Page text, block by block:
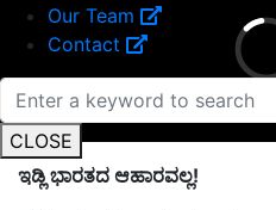
Our Team
Contact
CLOSE
ಇಡ್ಲಿ ಭಾರತದ ಆಹಾರವಲ್ಲ!